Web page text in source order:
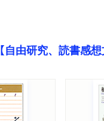
【自由研究、読書感